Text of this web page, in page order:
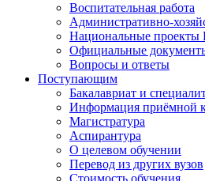
Воспитательная работа
Административно-
Национальные проекты
Официальные
Вопросы и ответы
Поступающим
Бакалавриат и
Информация приёмной
Магистратура
Аспирантура
О целевом обучении
Перевод из других вузов
Стоимость обучения